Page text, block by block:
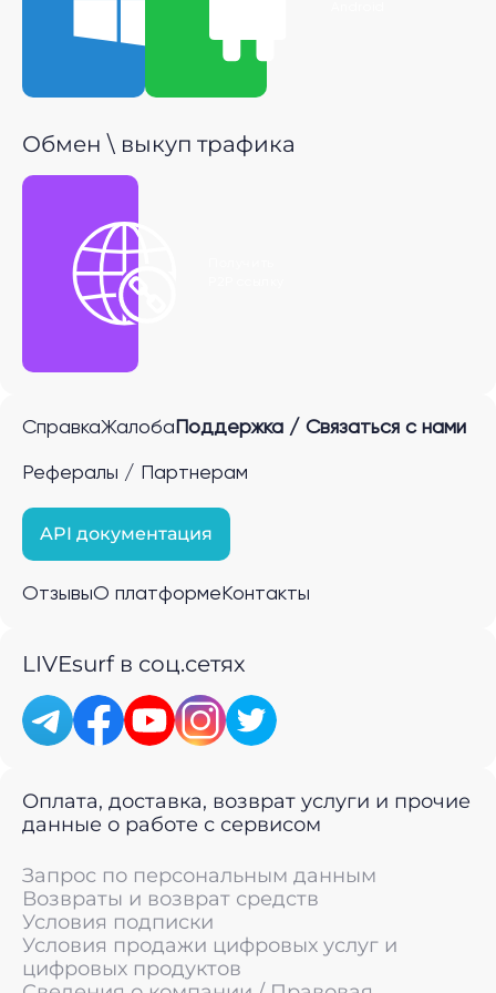
Обмен \ выкуп трафика
СправкаЖалоба Поддержка / Связаться с нами
Рефералы / Партнерам
API документация
ОтзывыО платформе Контакты
LIVEsurf в соц.сетях
Оплата, доставка, возврат услуги и прочие
данные о работе с сервисом
Запрос по персональным данным
Возвраты и возврат средств
Условия подписки
Условия продажи цифровых услуг и
цифровых продуктов